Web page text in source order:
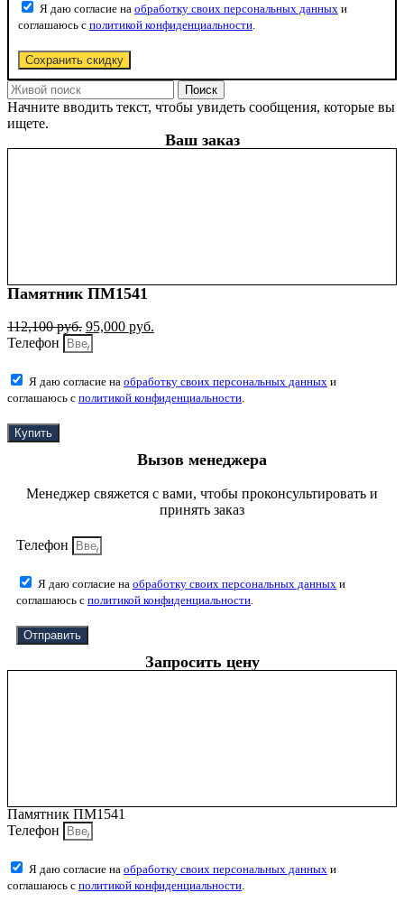
Я даю согласие на обработку своих персональных данных и
соглашаюсь с политикой конфиденциальности
Сохранить скидку
Поиск
Начните вводить текст, чтобы увидеть сообщения, которые вы
ищете.
Ваш заказ
Памятник ПМ1541
112,100руб. 95,000 руб.
Телефон
Я даю согласие на обработку своих персональных данных и
соглашаюсь с политикой конфиденциальности
Купить
Вызов менеджера
Менеджер свяжется с вами, чтобы проконсультировать и
принять заказ
Телефон
Я даю согласие на обработку своих персональных данных и
соглашаюсь с политикой конфиденциальности
Отправить
Запросить цену
Памятник ПМ1541
Телефон
Я даю согласие на обработку своих персональных данных и
соглашаюсь с политикой конфиденциальности